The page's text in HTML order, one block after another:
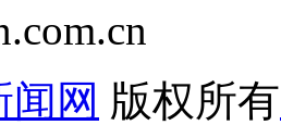
网 版权所有